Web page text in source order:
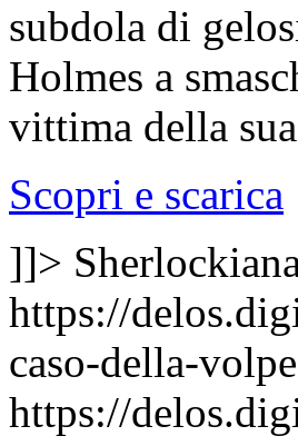
subdola di
Holmes a
vittima della
Scopri e scarica
]]>
https://
caso-della-
https://